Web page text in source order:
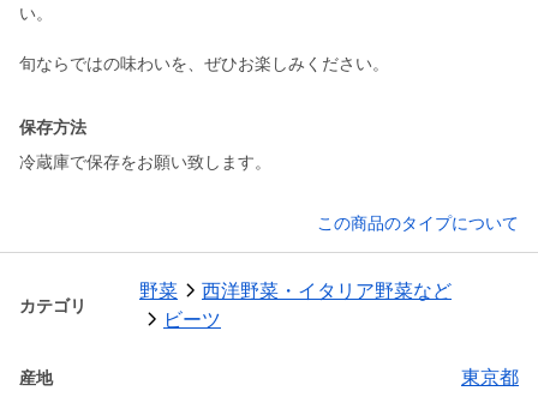
い。
旬ならではの味わいを、ぜひお楽しみください。
保存方法
冷蔵庫で保存をお願い致します。
この商品のタイプについて
カテゴリ
野菜
西洋野菜・イタリア野菜など
ビーツ
産地 東京都